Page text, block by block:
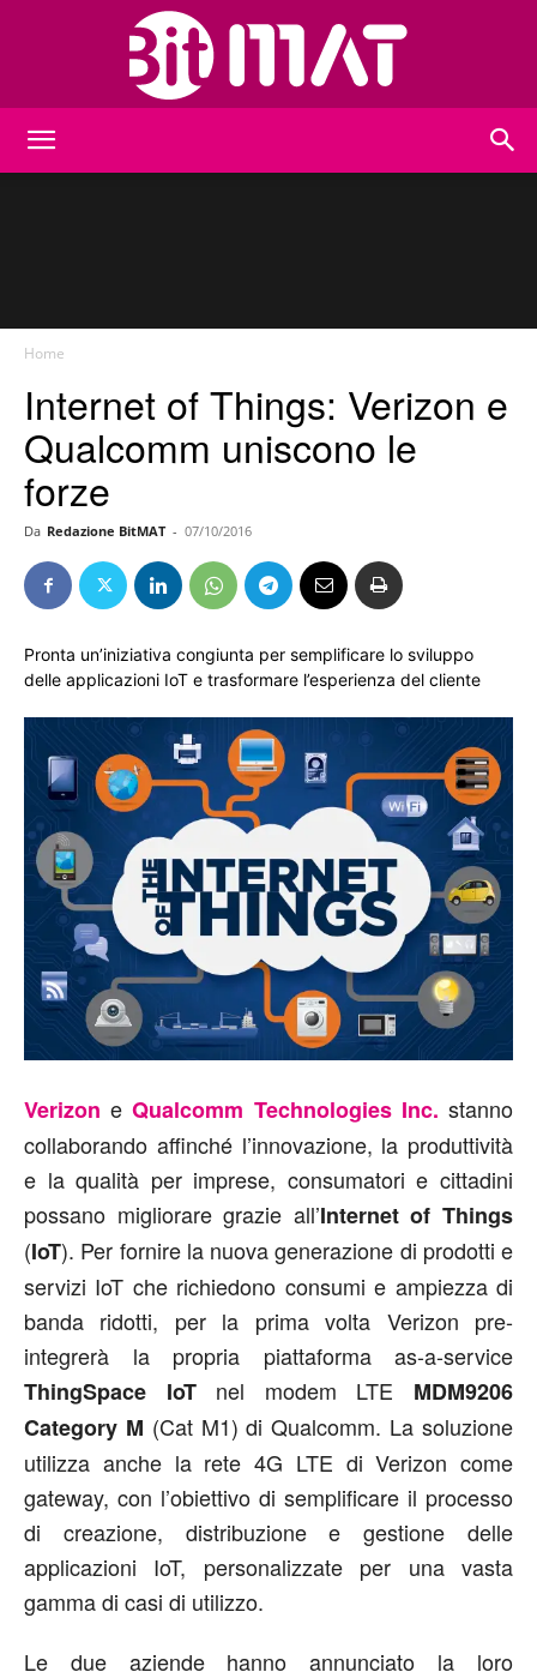
Home
Internet of Things: Verizon e
Qualcomm uniscono le
forze
Da Redazione BitMAT - 07/10/2016
Pronta un’iniziativa congiunta per semplificare lo sviluppo
delle applicazioni IoT e trasformare l’esperienza del cliente
Verizon eQualcomm Technologies Inc. stanno
collaborando affinché l’innovazione, la produttività
e la qualità per imprese, consumatori e cittadini
possano migliorare grazie all’Internet of Things
(IoT). Per fornire la nuova generazione di prodotti e
servizi IoT che richiedono consumi e ampiezza di
banda ridotti, per la prima volta Verizon pre-
integrerà la propria piattaforma as-a-service
ThingSpace IoTnel modem LTE MDM9206
Category M (Cat M1) di Qualcomm. La soluzione
utilizza anche la rete 4G LTE di Verizon come
gateway, con l’obiettivo di semplificare il processo
di creazione, distribuzione e gestione delle
applicazioni IoT, personalizzate per una vasta
gamma di casi di utilizzo.
Le due aziende hanno annunciato la loro